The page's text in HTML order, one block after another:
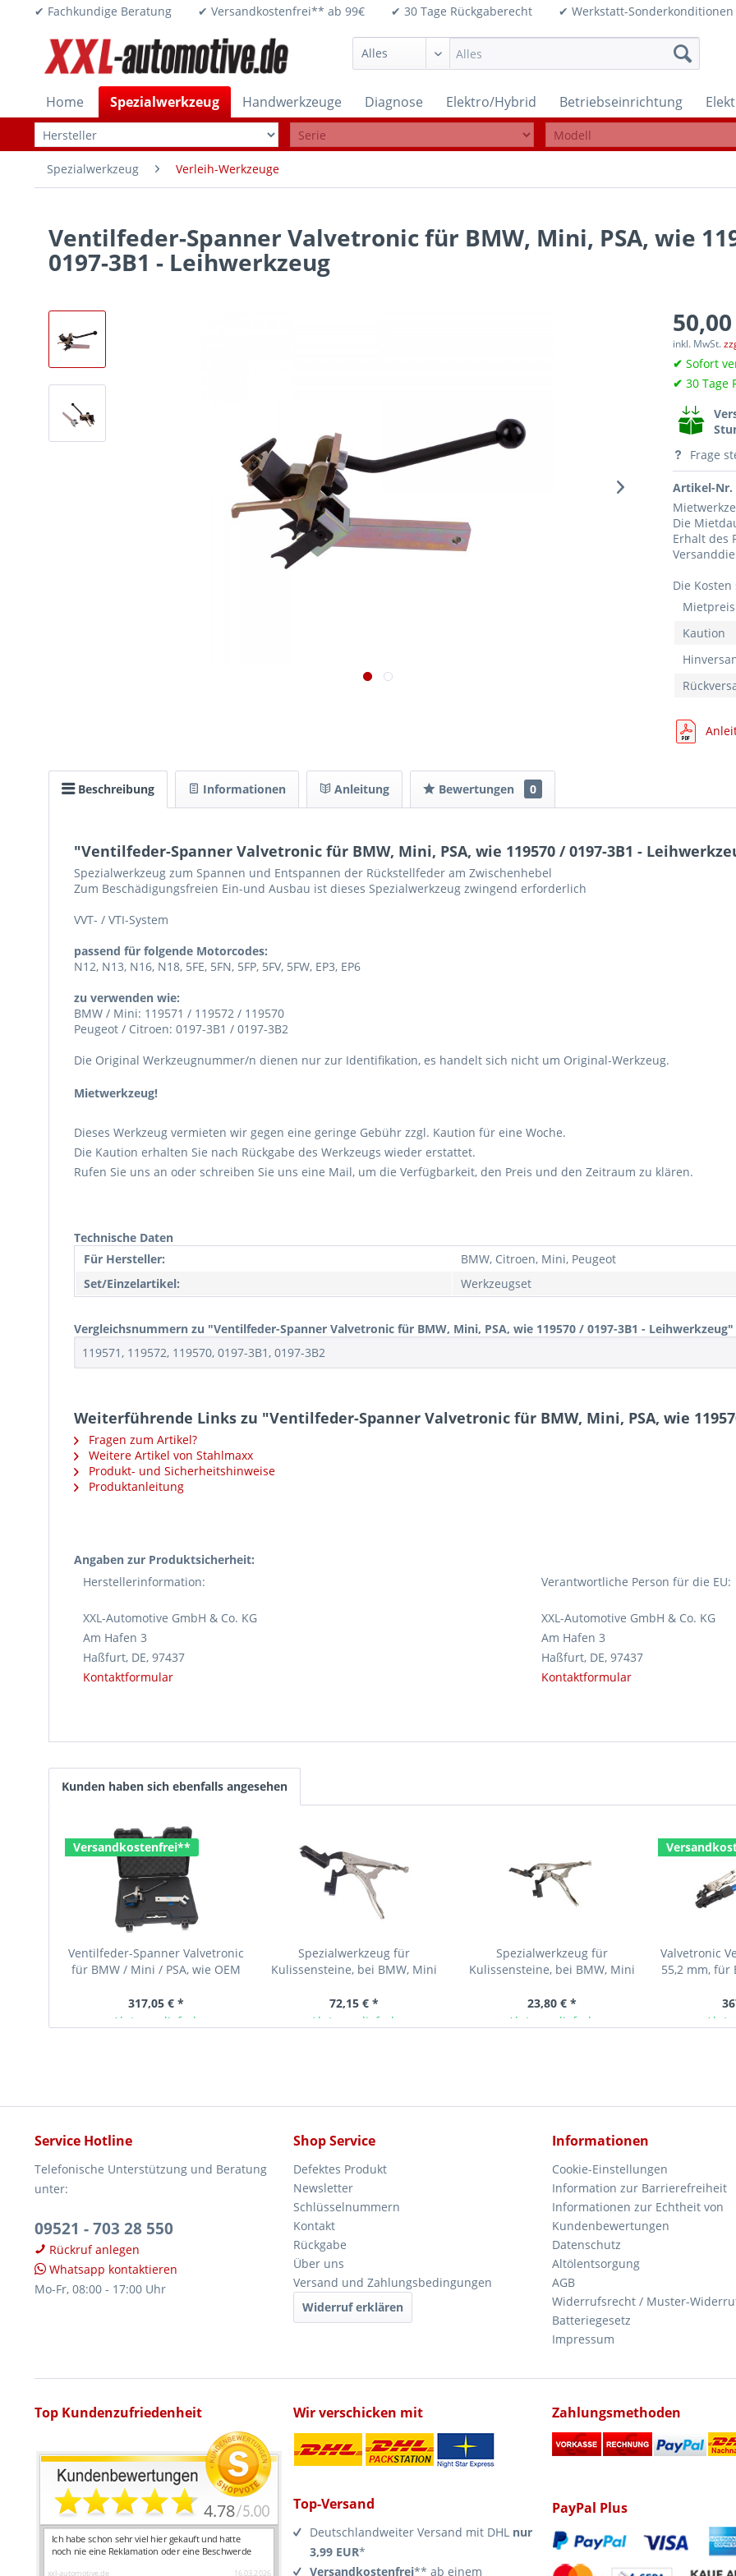
✔ Fachkundige Beratung ✔ Versandkostenfrei** ab 99€ ✔ 30 Tage Rückgaberecht ✔ Werkstatt-
Home Spezialwerkzeug Handwerkzeuge Diagnose Elektro/Hybrid Betriebseinrichtung
Spezialwerkzeug Verleih-Werkzeuge
Ventilfeder-Spanner Valvetronic für BMW, Mini, PSA, wie
0197-3B1 - Leihwerkzeug
inkl. MwSt.
✔ Sofort
✔ 30 Tage
Frage
Artikel-Nr.
Die
Erhalt des
Die
Mietpreis
Kaution
Beschreibung Informationen Anleitung Bewertungen 0
"Ventilfeder-Spanner Valvetronic für BMW, Mini, PSA, wie 119570 / 0197-3B1 -
Spezialwerkzeug zum Spannen und Entspannen der Rückstellfeder am Zwischenhebel
Zum Beschädigungsfreien Ein-und Ausbau ist dieses Spezialwerkzeug zwingend erforderlich
VVT- / VTI-System
passend für folgende Motorcodes:
N12, N13, N16, N18, 5FE, 5FN, 5FP, 5FV, 5FW, EP3, EP6
zu verwenden wie:
BMW / Mini: 119571 / 119572 / 119570
Peugeot / Citroen: 0197-3B1 / 0197-3B2
Die Original Werkzeugnummer/n dienen nur zur Identifikation, es handelt sich nicht um Original-Werkzeug.
Mietwerkzeug!
Dieses Werkzeug vermieten wir gegen eine geringe Gebühr zzgl. Kaution für eine Woche.
Die Kaution erhalten Sie nach Rückgabe des Werkzeugs wieder erstattet.
Rufen Sie uns an oder schreiben Sie uns eine Mail, um die Verfügbarkeit, den Preis und den Zeitraum zu klären.
Technische Daten
Für Hersteller:
BMW, Citroen, Mini, Peugeot
Set/Einzelartikel:
Werkzeugset
Vergleichsnummern zu "Ventilfeder-Spanner Valvetronic für BMW, Mini, PSA, wie 119570 / 0197-3B1 - Leihwerkzeug"
119571, 119572, 119570, 0197-3B1, 0197-3B2
Weiterführende Links zu "Ventilfeder-Spanner Valvetronic für BMW, Mini, PSA, wie
Fragen zum Artikel?
Weitere Artikel von Stahlmaxx
Produkt- und Sicherheitshinweise
Produktanleitung
Angaben zur Produktsicherheit:
Herstellerinformation:
XXL-Automotive GmbH & Co. KG
Am Hafen 3
Haßfurt, DE, 97437
Kontaktformular
Verantwortliche Person für die EU:
XXL-Automotive GmbH & Co. KG
Am Hafen 3
Haßfurt, DE, 97437
Kontaktformular
Kunden haben sich ebenfalls angesehen
Versandkostenfrei**
Ventilfeder-Spanner Valvetronic
für BMW / Mini / PSA, wie OEM
317,05 € *
Ab Lager lieferbar
Spezialwerkzeug für
Kulissensteine, bei BMW, Mini
72,15 € *
Ab Lager lieferbar
Spezialwerkzeug für
Kulissensteine, bei BMW, Mini
23,80 € *
Ab Lager lieferbar
Valvetronic
55,2 mm, für
Ab
Service Hotline
Telefonische Unterstützung und Beratung
unter:
09521 - 703 28 550
Rückruf anlegen
Whatsapp kontaktieren
Mo-Fr, 08:00 - 17:00 Uhr
Shop Service
Defektes Produkt
Newsletter
Schlüsselnummern
Kontakt
Rückgabe
Über uns
Versand und Zahlungsbedingungen
Widerruf erklären
Informationen
Cookie-Einstellungen
Information zur Barrierefreiheit
Informationen zur Echtheit von
Kundenbewertungen
Datenschutz
Altölentsorgung
AGB
Widerrufsrecht / Muster-
Batteriegesetz
Impressum
Top Kundenzufriedenheit Wir verschicken mit
Top-Versand
Deutschlandweiter Versand mit DHL nur
3,99 EUR*
Versandkostenfrei** ab einem
Zahlungsmethoden
PayPal Plus